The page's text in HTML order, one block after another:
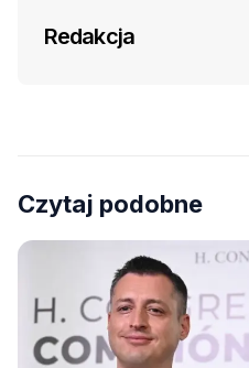
Redakcja
Czytaj podobne